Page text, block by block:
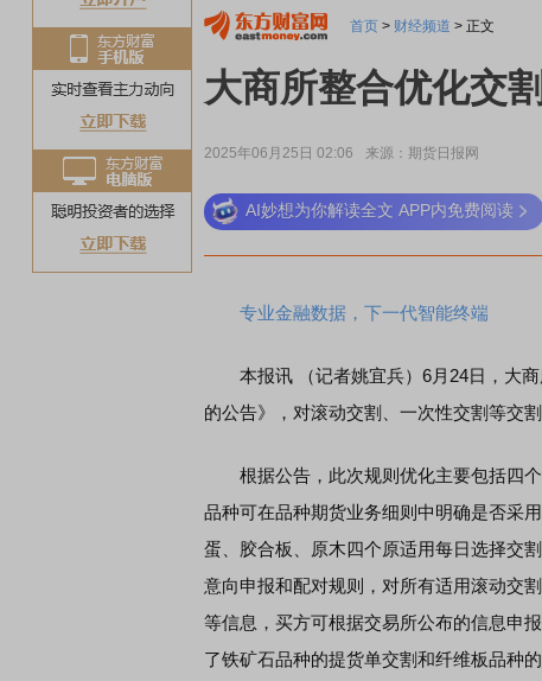
首页 > 财经频道 > 正文
大商所整合优化交
2025年06月25日 02:06 来源：期货日报网
AI妙想为你解读全文 APP内免费阅读
专业金融数据，下一代智能终端
本报讯 （记者姚宜兵）6月24日，大商
的公告》，对滚动交割、一次性交割等交
根据公告，此次规则优化主要包括四个
品种可在品种期货业务细则中明确是否采
蛋、胶合板、原木四个原适用每日选择交
意向申报和配对规则，对所有适用滚动交
等信息，买方可根据交易所公布的信息申
了铁矿石品种的提货单交割和纤维板品种的